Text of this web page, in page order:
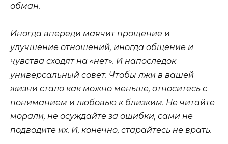
обман.
Иногда впереди маячит прощение и
улучшение отношений, иногда общение и
чувства сходят на «нет». И напоследок
универсальный совет. Чтобы лжи в вашей
жизни стало как можно меньше, относитесь с
пониманием и любовью к близким. Не читайте
морали, не осуждайте за ошибки, сами не
подводите их. И, конечно, старайтесь не врать.